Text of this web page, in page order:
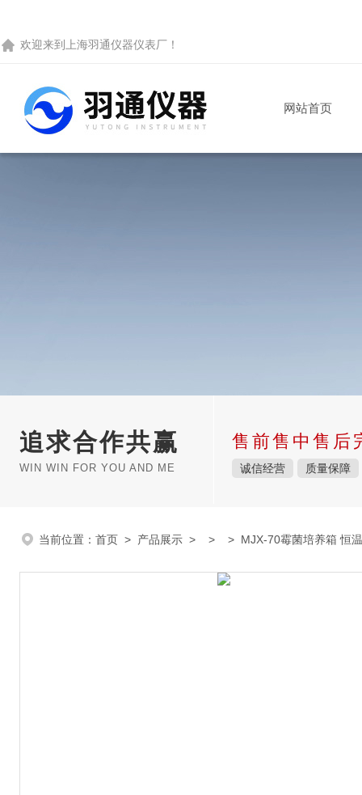
欢迎来到 上海羽通仪器仪表厂 ！
网站首页
追求合作共赢
WIN WIN FOR YOU AND ME
售前售中售后
诚信经营 质量保障
当前位置： 首页 > 产品展示 > > > MJX-70霉菌培养箱 恒温